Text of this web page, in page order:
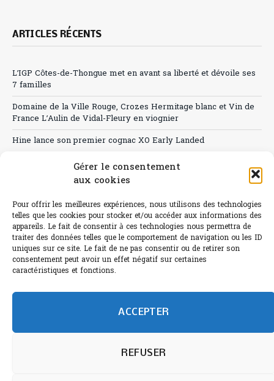
Gérer le consentement
aux cookies
Pour offrir les meilleures expériences, nous utilisons des technologies
telles que les cookies pour stocker et/ou accéder aux informations des
appareils. Le fait de consentir à ces technologies nous permettra de
traiter des données telles que le comportement de navigation ou les ID
uniques sur ce site. Le fait de ne pas consentir ou de retirer son
consentement peut avoir un effet négatif sur certaines
caractéristiques et fonctions.
ACCEPTER
REFUSER
ARTICLES RÉCENTS
L’IGP Côtes-de-Thongue met en avant sa liberté et dévoile ses
7 familles
Domaine de la Ville Rouge, Crozes Hermitage blanc et Vin de
France L’Aulin de Vidal-Fleury en viognier
Hine lance son premier cognac XO Early Landed
Canicule : A quand le CHR à « l’heure espagnole » ?
Sélection de rosés 2026
L'abus d'alcool est dangereux pour la santé.
humain et 0% IA de Paris Bistro Editions - SARL de Presse -
Informations légales etRGPD